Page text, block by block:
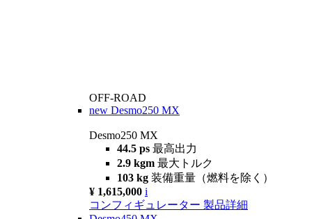
OFF-ROAD
new Desmo250 MX
Desmo250 MX
44.5 ps 最高出力
2.9 kgm 最大トルク
103 kg 装備重量（燃料を除く）
¥ 1,615,000 i
コンフィギュレーター 製品詳細